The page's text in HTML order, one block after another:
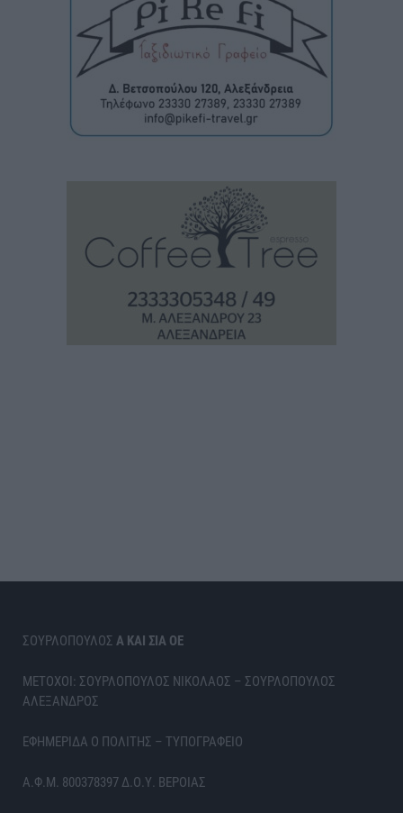
ΣΟΥΡΛΟΠΟΥΛΟΣ Α ΚΑΙ ΣΙΑ ΟΕ
ΜΕΤΟΧΟΙ: ΣΟΥΡΛΟΠΟΥΛΟΣ ΝΙΚΟΛΑΟΣ – ΣΟΥΡΛΟΠΟΥΛΟΣ
ΑΛΕΞΑΝΔΡΟΣ
ΕΦΗΜΕΡΙΔΑ Ο ΠΟΛΙΤΗΣ – ΤΥΠΟΓΡΑΦΕΙΟ
Α.Φ.Μ. 800378397 Δ.Ο.Υ. ΒΕΡΟΙΑΣ